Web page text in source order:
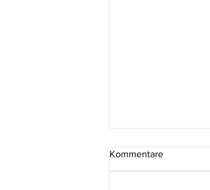
Kommentare